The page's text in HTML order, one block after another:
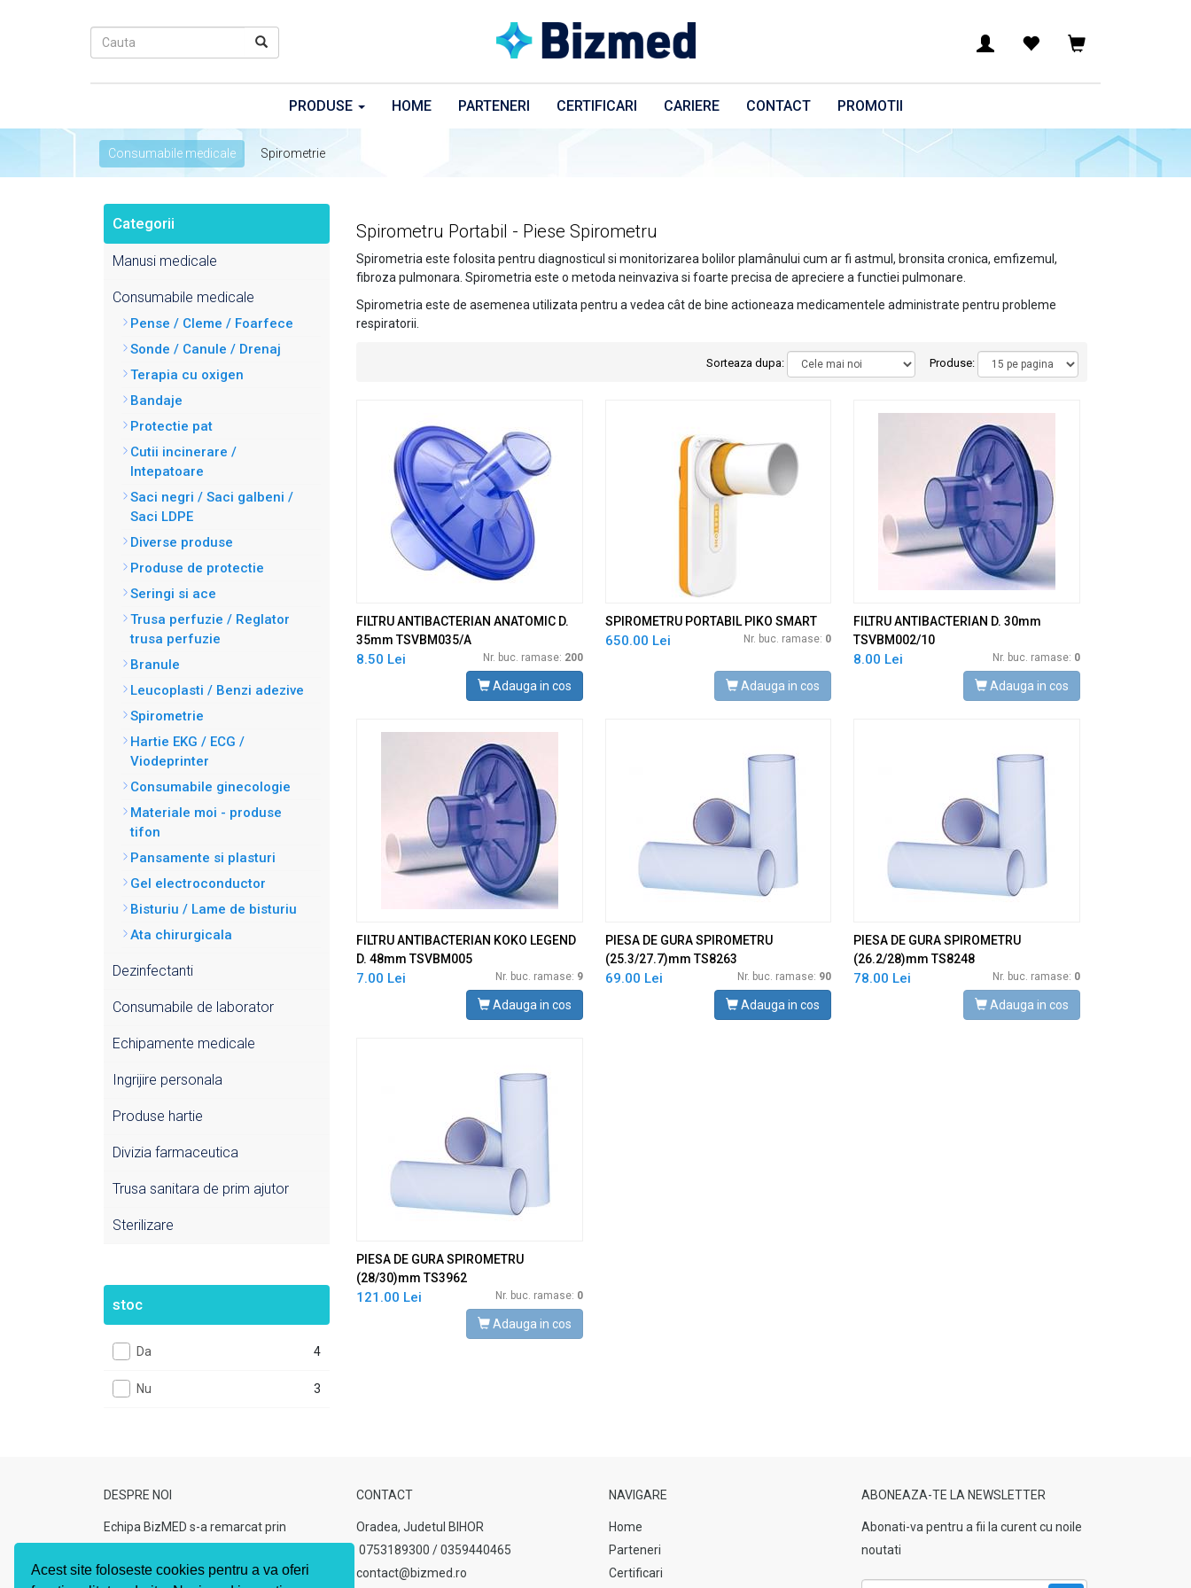
Acest site foloseste cookies pentru a va oferi
PRODUSE HOME PARTENERI CERTIFICARI CARIERE CONTACT PROMOTII
Consumabile medicale Spirometrie
Categorii
Manusi medicale
Consumabile medicale
Pense / Cleme / Foarfece
Sonde / Canule / Drenaj
Terapia cu oxigen
Bandaje
Protectie pat
Cutii incinerare /
Intepatoare
Saci negri / Saci galbeni /
Saci LDPE
Diverse produse
Produse de protectie
Seringi si ace
Trusa perfuzie / Reglator
trusa perfuzie
Branule
Leucoplasti / Benzi adezive
Spirometrie
Hartie EKG / ECG /
Viodeprinter
Consumabile ginecologie
Materiale moi - produse
tifon
Pansamente si plasturi
Gel electroconductor
Bisturiu / Lame de bisturiu
Ata chirurgicala
Dezinfectanti
Consumabile de laborator
Echipamente medicale
Ingrijire personala
Produse hartie
Divizia farmaceutica
Trusa sanitara de prim ajutor
Sterilizare
stoc
Da 4
Nu 3
Spirometru Portabil - Piese Spirometru
Spirometria este folosita pentru diagnosticul si monitorizarea bolilor plamânului cum ar fi astmul, bronsita cronica, emfizemul,
fibroza pulmonara. Spirometria este o metoda neinvaziva si foarte precisa de apreciere a functiei pulmonare.
Spirometria este de asemenea utilizata pentru a vedea cât de bine actioneaza medicamentele administrate pentru probleme
respiratorii.
Produse:
Sorteaza dupa:
FILTRU ANTIBACTERIAN ANATOMIC D.
35mm TSVBM035/A
8.50 Lei Nr. buc. ramase: 200
Adauga in cos
SPIROMETRU PORTABIL PIKO SMART
650.00 Lei Nr. buc. ramase: 0
Adauga in cos
FILTRU ANTIBACTERIAN D. 30mm
TSVBM002/10
8.00 Lei Nr. buc. ramase: 0
Adauga in cos
FILTRU ANTIBACTERIAN KOKO LEGEND
D. 48mm TSVBM005
7.00 Lei Nr. buc. ramase: 9
Adauga in cos
PIESA DE GURA SPIROMETRU
(25.3/27.7)mm TS8263
69.00 Lei Nr. buc. ramase: 90
Adauga in cos
PIESA DE GURA SPIROMETRU
(26.2/28)mm TS8248
78.00 Lei Nr. buc. ramase: 0
Adauga in cos
PIESA DE GURA SPIROMETRU
(28/30)mm TS3962
121.00 Lei Nr. buc. ramase: 0
Adauga in cos
DESPRE NOI
Echipa BizMED s-a remarcat prin
rezolvarea problemelor intalnite, din
CONTACT
Oradea, Judetul BIHOR
0753189300 / 0359440465
contact@bizmed.ro
NAVIGARE
Home
Parteneri
Certificari
ABONEAZA-TE LA NEWSLETTER
Abonati-va pentru a fii la curent cu noile
noutati